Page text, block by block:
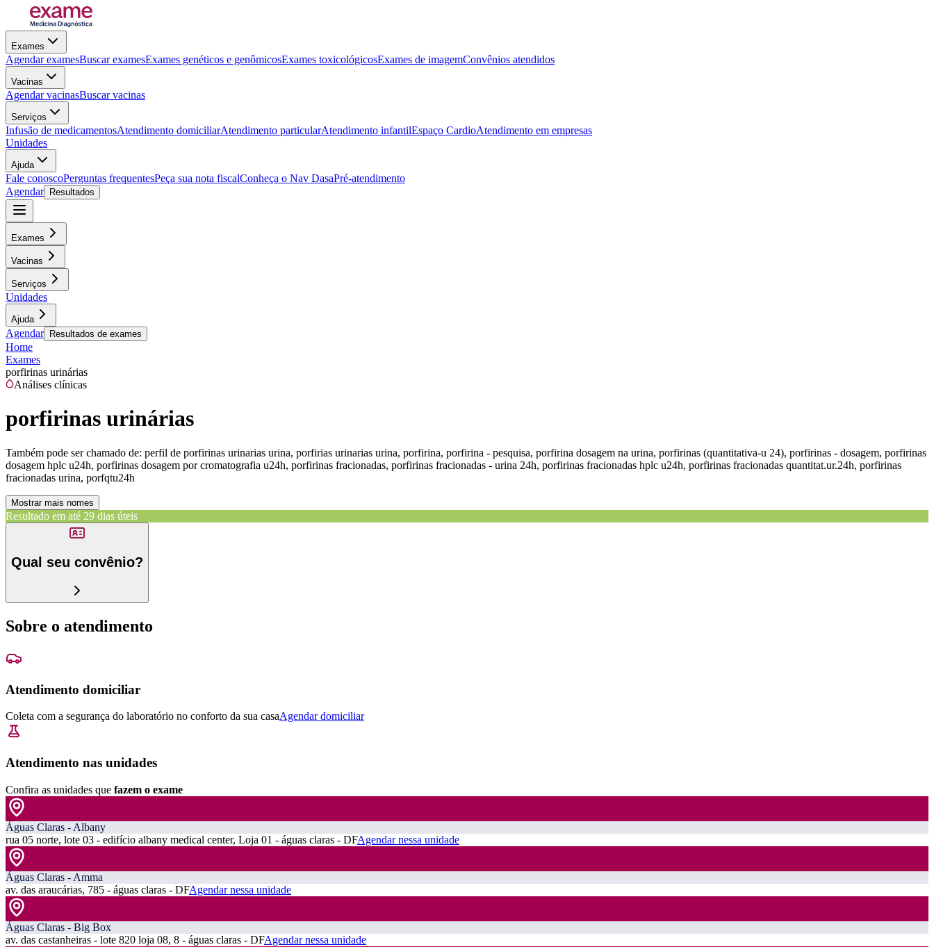
Exames
Agendar examesBuscar examesExames genéticos e genômicosExames toxicológicosExames de imagemConvênios atendidos
Vacinas
Agendar vacinasBuscar vacinas
Serviços
Infusão de medicamentosAtendimento domiciliarAtendimento particularAtendimento infantilEspaço CardioAtendimento em empresas
Unidades
Ajuda
Fale conoscoPerguntas frequentesPeça sua nota fiscalConheça o Nav DasaPré-atendimento
Agendar
Resultados
Exames
Vacinas
Serviços
Unidades
Ajuda
Agendar Resultados de exames
Home
Exames
porfirinas urinárias
Análises clínicas
porfirinas urinárias
Também pode ser chamado de: perfil de porfirinas urinarias urina, porfirias urinarias urina, porfirina, porfirina - pesquisa, porfirina dosagem na urina, porfirinas (quantitativa-u 24), porfirinas - dosagem, porfirinas
dosagem hplc u24h, porfirinas dosagem por cromatografia u24h, porfirinas fracionadas, porfirinas fracionadas - urina 24h, porfirinas fracionadas hplc u24h, porfirinas fracionadas quantitat.ur.24h, porfirinas
fracionadas urina, porfqtu24h
Mostrar mais nomes
Resultado em até 29 dias úteis
Qual seu convênio?
Sobre o atendimento
Atendimento domiciliar
Coleta com a segurança do laboratório no conforto da sua casaAgendar domiciliar
Atendimento nas unidades
Confira as unidades que fazem o exame
Águas Claras - Albany
rua 05 norte, lote 03 - edifício albany medical center, Loja 01 - águas claras - DFAgendar nessa unidade
Águas Claras - Amma
av. das araucárias, 785 - águas claras - DFAgendar nessa unidade
Águas Claras - Big Box
av. das castanheiras - lote 820 loja 08, 8 - águas claras - DFAgendar nessa unidade